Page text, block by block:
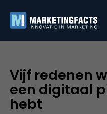
Vijf redenen
een digitaal
hebt